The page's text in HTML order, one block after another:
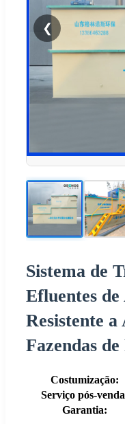
❮
Sistema de
Efluentes
Resistente
Fazendas
Costumização:
Serviço pós-
Garantia: